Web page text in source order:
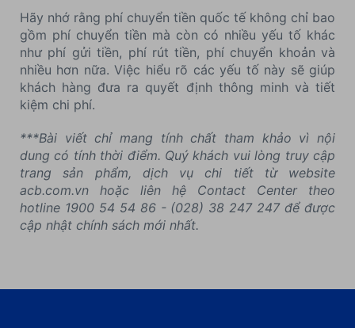
Hãy nhớ rằng phí chuyển tiền quốc tế không chỉ bao
gồm phí chuyển tiền mà còn có nhiều yếu tố khác
như phí gửi tiền, phí rút tiền, phí chuyển khoản và
nhiều hơn nữa. Việc hiểu rõ các yếu tố này sẽ giúp
khách hàng đưa ra quyết định thông minh và tiết
kiệm chi phí.
***Bài viết chỉ mang tính chất tham khảo vì nội
dung có tính thời điểm. Quý khách vui lòng truy cập
trang sản phẩm, dịch vụ chi tiết từ website
acb.com.vn hoặc liên hệ Contact Center theo
hotline 1900 54 54 86 - (028) 38 247 247 để được
cập nhật chính sách mới nhất.